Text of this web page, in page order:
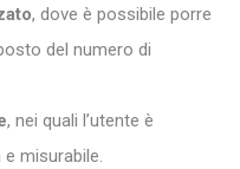
, dove è possibile porre
del numero di
, nei quali l’utente è
misurabile.